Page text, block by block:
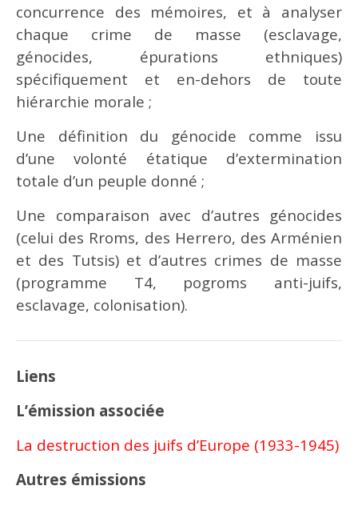
concurrence des mémoires, et à analyser
chaque crime de masse (esclavage,
génocides, épurations ethniques)
spécifiquement et en-dehors de toute
hiérarchie morale ;
Une définition du génocide comme issu
d’une volonté étatique d’extermination
totale d’un peuple donné ;
Une comparaison avec d’autres génocides
(celui des Rroms, des Herrero, des Arménien
et des Tutsis) et d’autres crimes de masse
(programme T4, pogroms anti-juifs,
esclavage, colonisation).
Liens
L’émission associée
La destruction des juifs d’Europe (1933-1945)
Autres émissions